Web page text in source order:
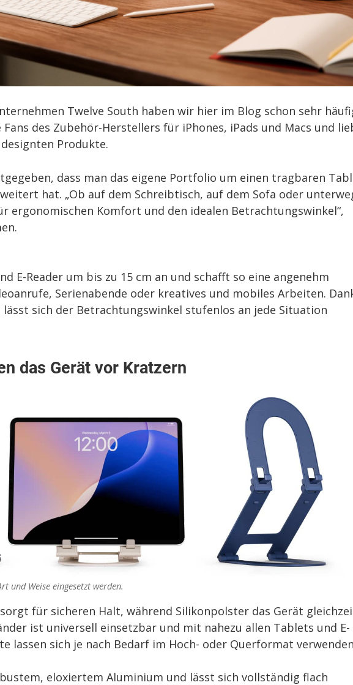
Twelve South haben wir hier im Blog schon sehr
des Zubehör-Herstellers für iPhones, iPads und Macs und
Produkte.
dass man das eigene Portfolio um einen tragbaren
hat. „Ob auf dem Schreibtisch, auf dem Sofa oder
ergonomischen Komfort und den idealen Betrachtungswinkel“,
E-Reader um bis zu 15 cm an und schafft so eine angenehm
Serienabende oder kreatives und mobiles Arbeiten.
sich der Betrachtungswinkel stufenlos an jede Situation
das Gerät vor Kratzern
und Weise eingesetzt werden.
für sicheren Halt, während Silikonpolster das Gerät
ist universell einsetzbar und mit nahezu allen Tablets und E-
lassen sich je nach Bedarf im Hoch- oder Querformat
eloxiertem Aluminium und lässt sich vollständig flach